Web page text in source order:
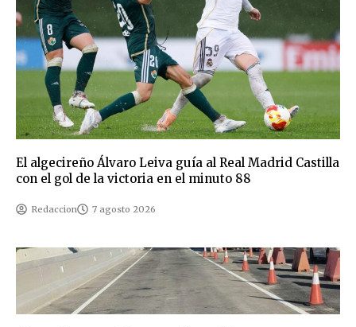
El algecireño Álvaro Leiva guía al Real Madrid Castilla
con el gol de la victoria en el minuto 88
Redaccion 7 agosto 2026